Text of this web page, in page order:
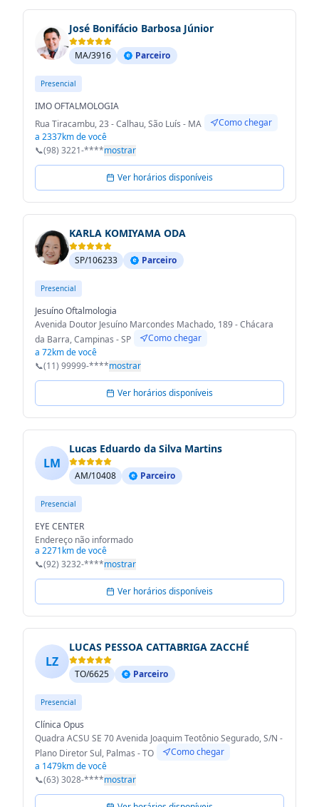
José Bonifácio Barbosa Júnior
MA/3916 Parceiro
Presencial
IMO OFTALMOLOGIA
Rua Tiracambu, 23 - Calhau, São Luís - MA
Como chegar
a 2337km de você
📞(98) 3221-****mostrar
Ver horários disponíveis
KARLA KOMIYAMA ODA
SP/106233 Parceiro
Presencial
Jesuíno Oftalmologia
Avenida Doutor Jesuíno Marcondes Machado, 189 - Chácara
da Barra, Campinas - SP
Como chegar
a 72km de você
📞(11) 99999-****mostrar
Ver horários disponíveis
LM
Lucas Eduardo da Silva Martins
AM/10408 Parceiro
Presencial
EYE CENTER
Endereço não informado
a 2271km de você
📞(92) 3232-****mostrar
Ver horários disponíveis
LZ
LUCAS PESSOA CATTABRIGA ZACCHÉ
TO/6625 Parceiro
Presencial
Clínica Opus
Quadra ACSU SE 70 Avenida Joaquim Teotônio Segurado, S/N -
Plano Diretor Sul, Palmas - TO
Como chegar
a 1479km de você
📞(63) 3028-****mostrar